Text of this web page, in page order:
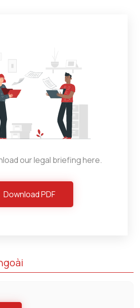
our legal briefing here.
Download PDF